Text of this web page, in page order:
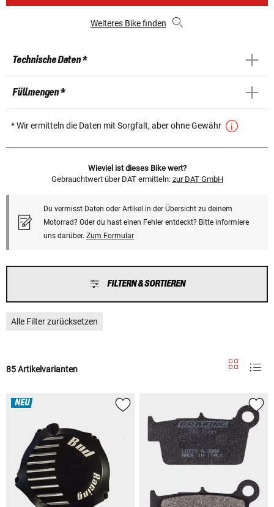
Weiteres Bike finden
Technische Daten *
Füllmengen *
* Wir ermitteln die Daten mit Sorgfalt, aber ohne Gewähr
Wieviel ist dieses Bike wert?
Gebrauchtwert über DAT ermitteln: zur DAT GmbH
Du vermisst Daten oder Artikel in der Übersicht zu deinem
Motorrad? Oder du hast einen Fehler entdeckt? Bitte informiere
uns darüber. Zum Formular
FILTERN & SORTIEREN
Alle Filter zurücksetzen
85 Artikelvarianten
NEU